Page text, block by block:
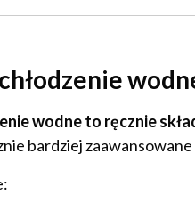
wodne to ręcznie
bardziej